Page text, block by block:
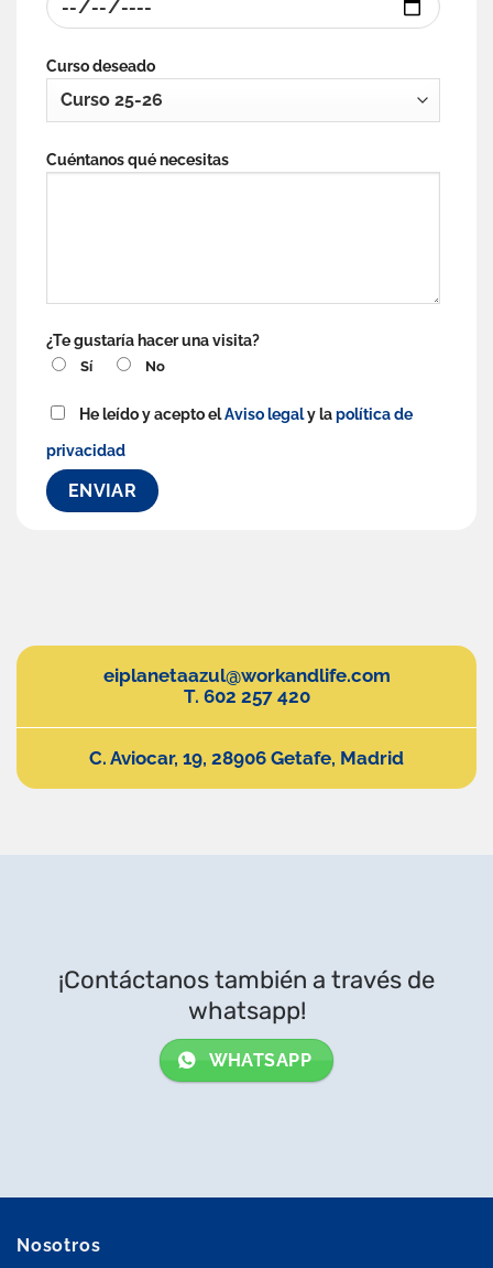
Curso deseado
Cuéntanos qué necesitas
¿Te gustaría hacer una visita?
Sí No
He leído y acepto elAviso legaly lapolítica de
privacidad
eiplanetaazul@workandlife.com
T. 602 257 420
C. Aviocar, 19, 28906 Getafe, Madrid
¡Contáctanos también a través de
whatsapp!
WHATSAPP
Nosotros